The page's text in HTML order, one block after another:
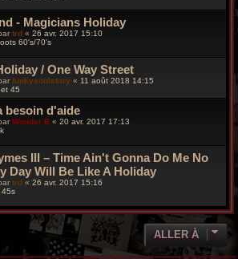
‎- Magicians Holiday
trd « 26 avr. 2017 15:10
60's/70's
/ One Way Street
funkysoulstory « 11 août 2018 14:15
45
besoin d'aide
Wonder B « 20 avr. 2017 17:13
III ‎– Time Ain't Gonna Do Me No
Day Will Be Like A Holiday
trd « 26 avr. 2017 15:16
45s
ALLER À